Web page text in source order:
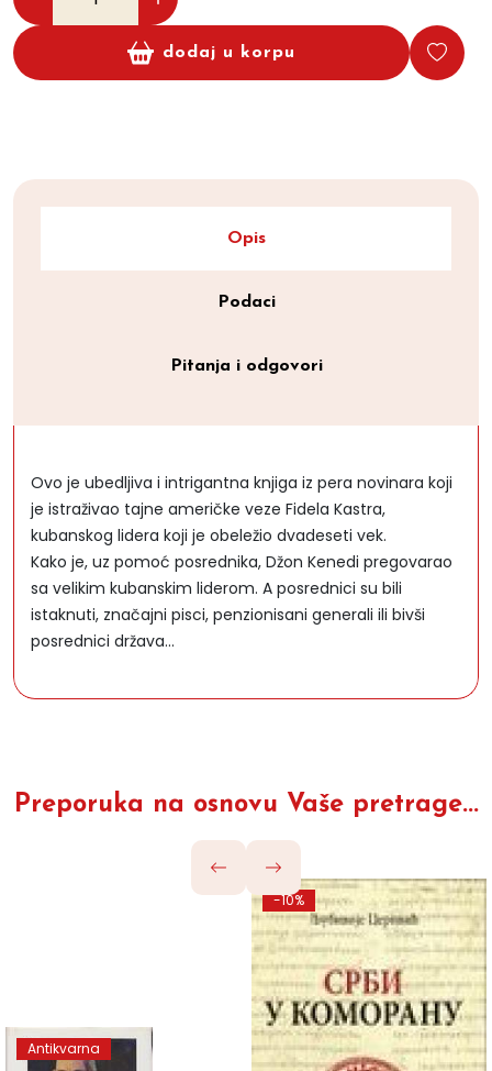
dodaj u korpu
Opis
Podaci
Pitanja i odgovori
Ovo je ubedljiva i intrigantna knjiga iz pera novinara koji
je istraživao tajne američke veze Fidela Kastra,
kubanskog lidera koji je obeležio dvadeseti vek.
Kako je, uz pomoć posrednika, Džon Kenedi pregovarao
sa velikim kubanskim liderom. A posrednici su bili
istaknuti, značajni pisci, penzionisani generali ili bivši
posrednici država...
Preporuka na osnovu Vaše pretrage...
Antikvarna
-10%